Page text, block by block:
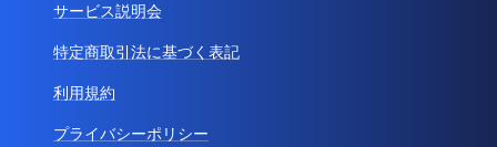
サービス説明会
特定商取引法に基づく表記
利用規約
プライバシーポリシー